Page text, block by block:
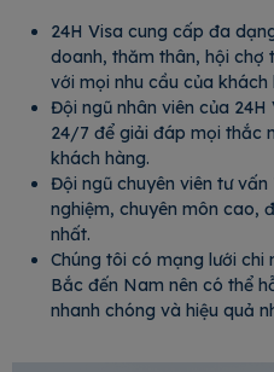
24H Visa cung cấp đa
doanh, thăm thân, hội chợ
với mọi nhu cầu của khách
Đội ngũ nhân viên của
24/7 để giải đáp mọi thắc
khách hàng.
Đội ngũ chuyên viên tư vấn
nghiệm, chuyên môn cao,
nhất.
Chúng tôi có mạng lưới
Bắc đến Nam nên có thể
nhanh chóng và hiệu quả